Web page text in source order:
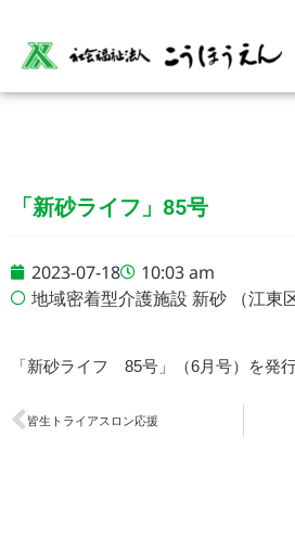
「新砂ライフ」85号
2023-07-18
10:03 am
地域密着型介護施設 新砂 （江東区
「新砂ライフ 85号」（6月号） を発
皆生トライアスロン応援